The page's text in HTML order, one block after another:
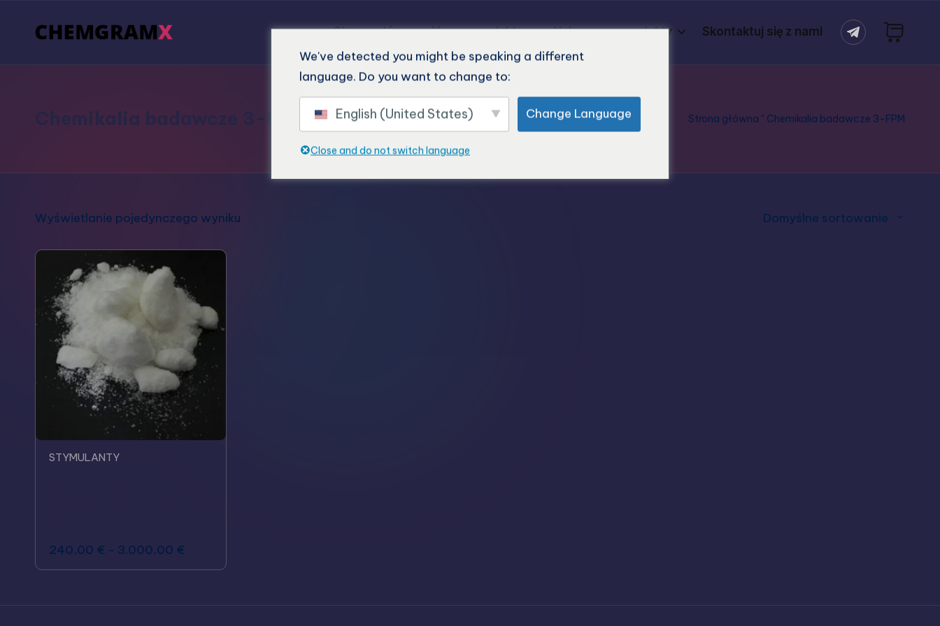
Strona główna Nasze produkty Najnowsze produkty Skontaktuj się z nami
Chemikalia badawcze 3-FPM Strona główna " Chemikalia badawcze 3-FPM
Wyświetlanie pojedynczego wyniku Domyślne sortowanie
STYMULANTY
240,00 € - 3.000,00 €
We've detected you might be speaking a different
language. Do you want to change to:
English (United States) Change Language
Close and do not switch language